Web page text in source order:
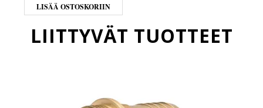
LISÄÄ OSTOSKORIIN
LIITTYVÄT TUOTTEET